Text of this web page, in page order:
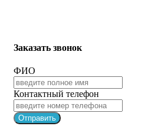
Заказать звонок
ФИО
Контактный телефон
Отправить